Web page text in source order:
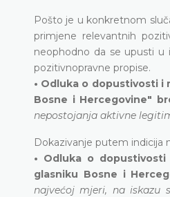
Pošto je u konkretnom
primjene relevantnih
neophodno da se upusti u
pozitivnopravne propise.
• Odluka o dopustivosti i
Bosne i Hercegovine"
nepostojanja aktivne
Dokazivanje putem indicija
• Odluka o
glasniku Bosne i
najvećoj mjeri, na iskazu